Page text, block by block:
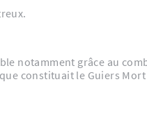
notamment grâce au
constituait le Guiers